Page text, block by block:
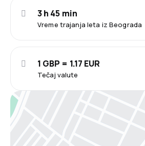
Vreme trajanja leta iz Beograda
3 h 45 min
Tečaj valute
1 GBP = 1.17 EUR